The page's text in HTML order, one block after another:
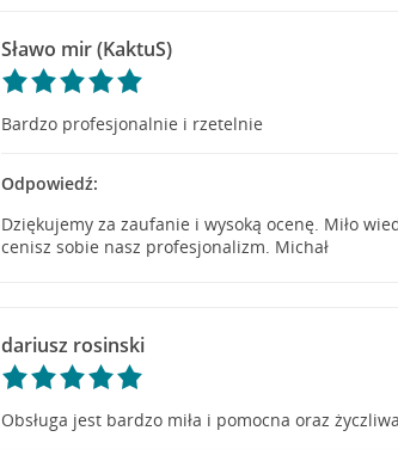
Sławo mir (KaktuS)
Bardzo profesjonalnie i rzetelnie
Odpowiedź:
Dziękujemy za zaufanie i wysoką ocenę. Miło
cenisz sobie nasz profesjonalizm. Michał
dariusz rosinski
Obsługa jest bardzo miła i pomocna oraz